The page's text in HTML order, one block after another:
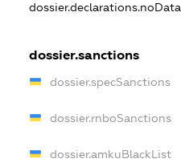
dossier.declarations.noData
dossier.sanctions
dossier.specSanctions
dossier.rnboSanctions
dossier.amkuBlackList